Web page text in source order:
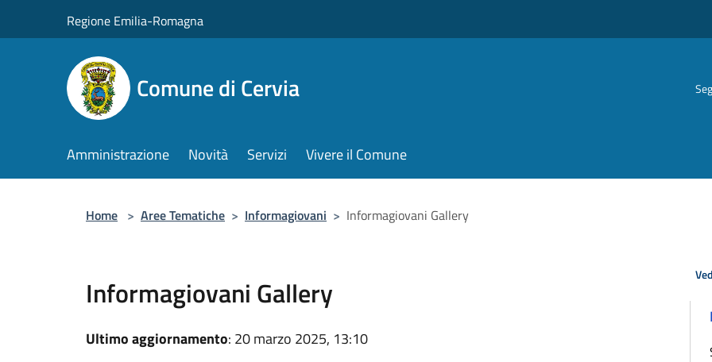
Regione Emilia-Romagna
Comune di Cervia
Amministrazione Novità Servizi Vivere il Comune
Home > Aree Tematiche > Informagiovani > Informagiovani Gallery
Informagiovani Gallery
Ultimo aggiornamento: 20 marzo 2025, 13:10